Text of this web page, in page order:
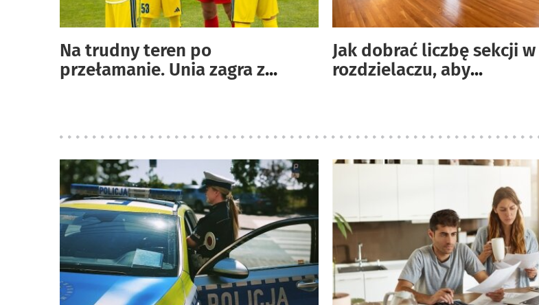
Na trudny teren po
przełamanie. Unia zagra z...
Jak dobrać liczbę sekcji w
rozdzielaczu, aby...